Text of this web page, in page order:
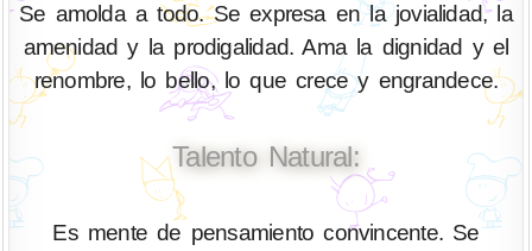
Se amolda a todo. Se expresa en la jovialidad, la
amenidad y la prodigalidad. Ama la dignidad y el
renombre, lo bello, lo que crece y engrandece.
Talento Natural:
Es mente de pensamiento convincente. Se